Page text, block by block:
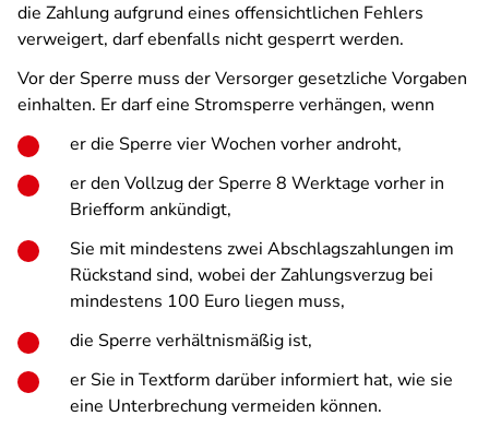
die Zahlung aufgrund eines offensichtlichen Fehlers
verweigert, darf ebenfalls nicht gesperrt werden.
Vor der Sperre muss der Versorger gesetzliche Vorgaben
einhalten. Er darf eine Stromsperre verhängen, wenn
er die Sperre vier Wochen vorher androht,
er den Vollzug der Sperre 8 Werktage vorher in
Briefform ankündigt,
Sie mit mindestens zwei Abschlagszahlungen im
Rückstand sind, wobei der Zahlungsverzug bei
mindestens 100 Euro liegen muss,
die Sperre verhältnismäßig ist,
er Sie in Textform darüber informiert hat, wie sie
eine Unterbrechung vermeiden können.